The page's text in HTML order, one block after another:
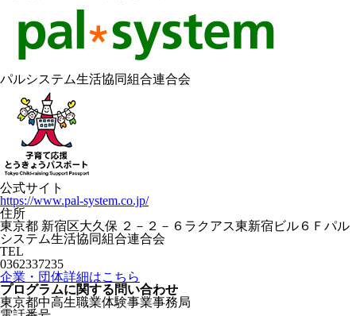
パルシステム生活協同組合連合会
公式サイト
https://www.pal-system.co.jp/
住所
東京都 新宿区大久保 ２－２－６ラクアス東新宿ビル６Ｆパル
システム生活協同組合連合会
TEL
0362337235
企業・団体詳細はこちら
プログラムに関する問い合わせ
東京都中高生職業体験事業事務局